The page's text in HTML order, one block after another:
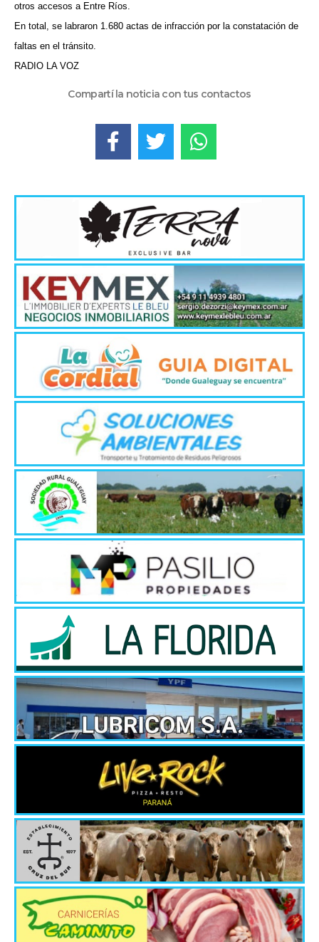
otros accesos a Entre Ríos.
En total, se labraron 1.680 actas de infracción por la constatación de
faltas en el tránsito.
RADIO LA VOZ
Compartí la noticia con tus contactos